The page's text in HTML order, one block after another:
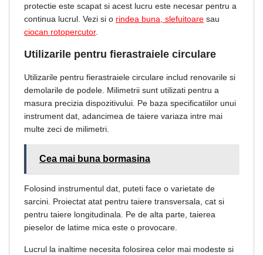
protectie este scapat si acest lucru este necesar pentru a
continua lucrul. Vezi si o rindea buna, slefuitoare sau
ciocan rotopercutor.
Utilizarile pentru fierastraiele circulare
Utilizarile pentru fierastraiele circulare includ renovarile si
demolarile de podele. Milimetrii sunt utilizati pentru a
masura precizia dispozitivului. Pe baza specificatiilor unui
instrument dat, adancimea de taiere variaza intre mai
multe zeci de milimetri.
Cea mai buna bormasina
Folosind instrumentul dat, puteti face o varietate de
sarcini. Proiectat atat pentru taiere transversala, cat si
pentru taiere longitudinala. Pe de alta parte, taierea
pieselor de latime mica este o provocare.
Lucrul la inaltime necesita folosirea celor mai modeste si